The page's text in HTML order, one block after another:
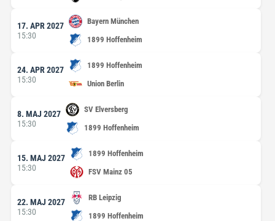
17. APR 2027
15:30
Bayern München
1899 Hoffenheim
24. APR 2027
15:30
1899 Hoffenheim
Union Berlin
8. MAJ 2027
15:30
SV Elversberg
1899 Hoffenheim
15. MAJ 2027
15:30
1899 Hoffenheim
FSV Mainz 05
22. MAJ 2027
15:30
RB Leipzig
1899 Hoffenheim